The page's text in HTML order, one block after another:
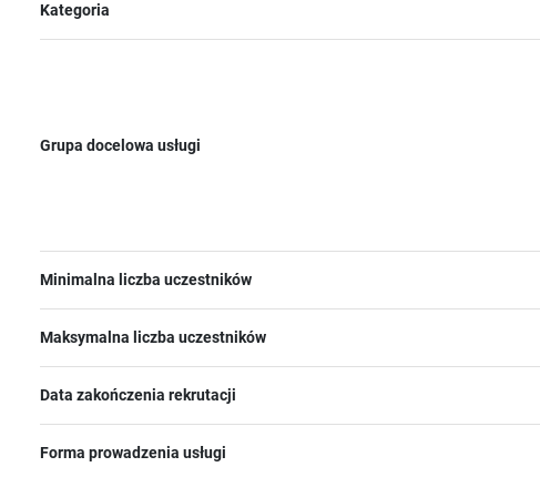
Kategoria
Grupa docelowa usługi
Minimalna liczba uczestników
Maksymalna liczba uczestników
Data zakończenia rekrutacji
Forma prowadzenia usługi